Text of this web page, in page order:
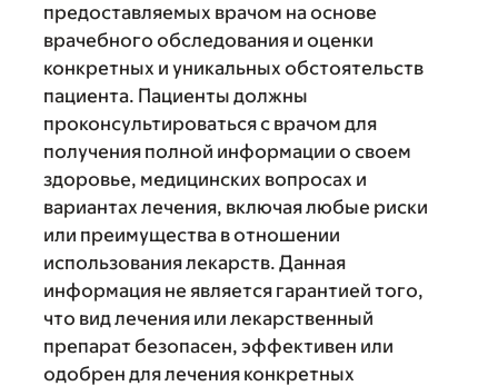
предоставляемых врачом на основе
врачебного обследования и оценки
конкретных и уникальных обстоятельств
пациента. Пациенты должны
проконсультироваться с врачом для
получения полной информации о своем
здоровье, медицинских вопросах и
вариантах лечения, включая любые риски
или преимущества в отношении
использования лекарств. Данная
информация не является гарантией того,
что вид лечения или лекарственный
препарат безопасен, эффективен или
одобрен для лечения конкретных